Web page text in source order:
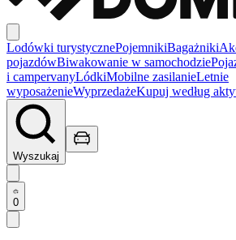
Lodówki turystycznePojemnikiBagażniki
pojazdówBiwakowanie w samochodzie
i campervanyLódkiMobilne zasilanieLetnie
wyposażenieWyprzedażeKupuj według
Wyszukaj
0